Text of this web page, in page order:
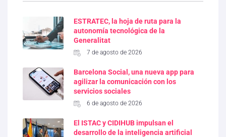
ESTRATEC, la hoja de ruta para la
autonomía tecnológica de la
Generalitat
7 de agosto de 2026
Barcelona Social, una nueva app para
agilizar la comunicación con los
servicios sociales
6 de agosto de 2026
El ISTAC y CIDIHUB impulsan el
desarrollo de la inteligencia artificial